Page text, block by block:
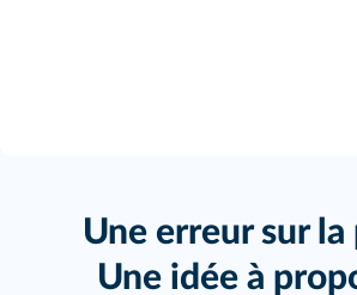
Une erreur sur la
Une idée à